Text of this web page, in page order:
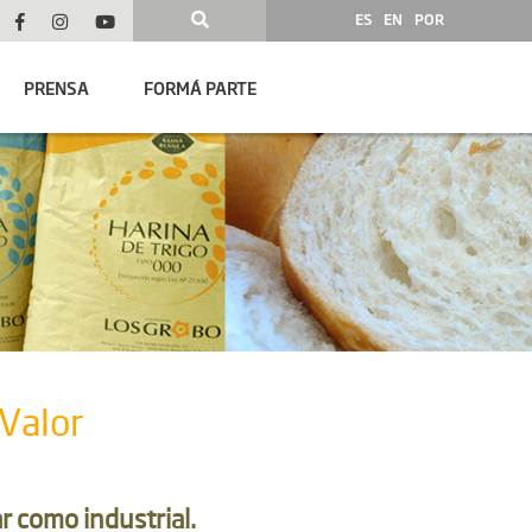
ES EN POR
PRENSA FORMÁ PARTE
como industrial.